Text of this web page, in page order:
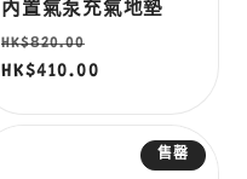
內置氣泵充氣地墊
定
價
HK$820.00
價
HK$410.00
售罄